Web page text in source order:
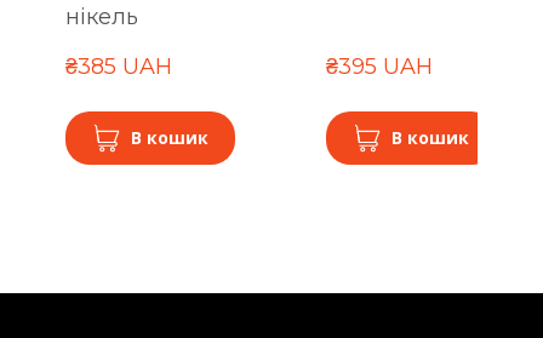
нікель
₴385 UAH
В кошик
₴395 UAH
В кошик